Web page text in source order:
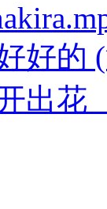
好的
出花